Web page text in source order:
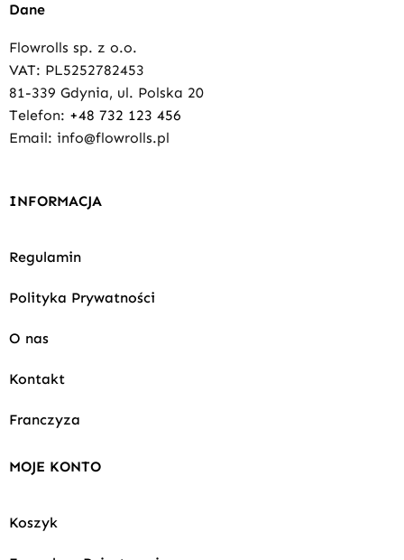
Dane
Flowrolls sp. z o.o.
VAT: PL5252782453
81-339 Gdynia, ul. Polska 20
Telefon: +48 732 123 456
Email: info@flowrolls.pl
INFORMACJA
Regulamin
Polityka Prywatności
O nas
Kontakt
Franczyza
MOJE KONTO
Koszyk